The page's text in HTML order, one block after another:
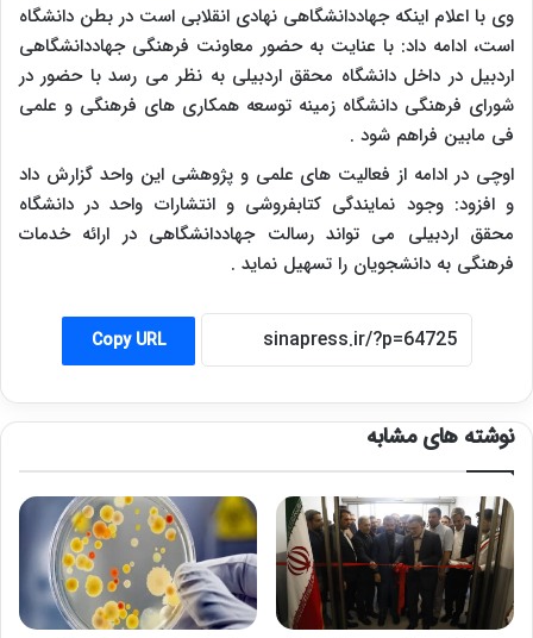
وی با اعلام اینکه جهاددانشگاهی نهادی انقلابی است در بطن دانشگاه
است، ادامه داد: با عنایت به حضور معاونت فرهنگی جهاددانشگاهی
اردبیل در داخل دانشگاه محقق اردبیلی به نظر می رسد با حضور در
شورای فرهنگی دانشگاه زمینه توسعه همکاری های فرهنگی و علمی
فی مابین فراهم شود .
اوچی در ادامه از فعالیت های علمی و پژوهشی این واحد گزارش داد
و افزود: وجود نمایندگی کتابفروشی و انتشارات واحد در دانشگاه
محقق اردبیلی می تواند رسالت جهاددانشگاهی در ارائه خدمات
فرهنگی به دانشجویان را تسهیل نماید .
Copy URL
نوشته های مشابه